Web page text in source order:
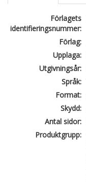
Förlagets
identifieringsnummer:
Förlag:
Upplaga:
Utgivningsår:
Språk:
Format:
Skydd:
Antal sidor:
Produktgrupp: